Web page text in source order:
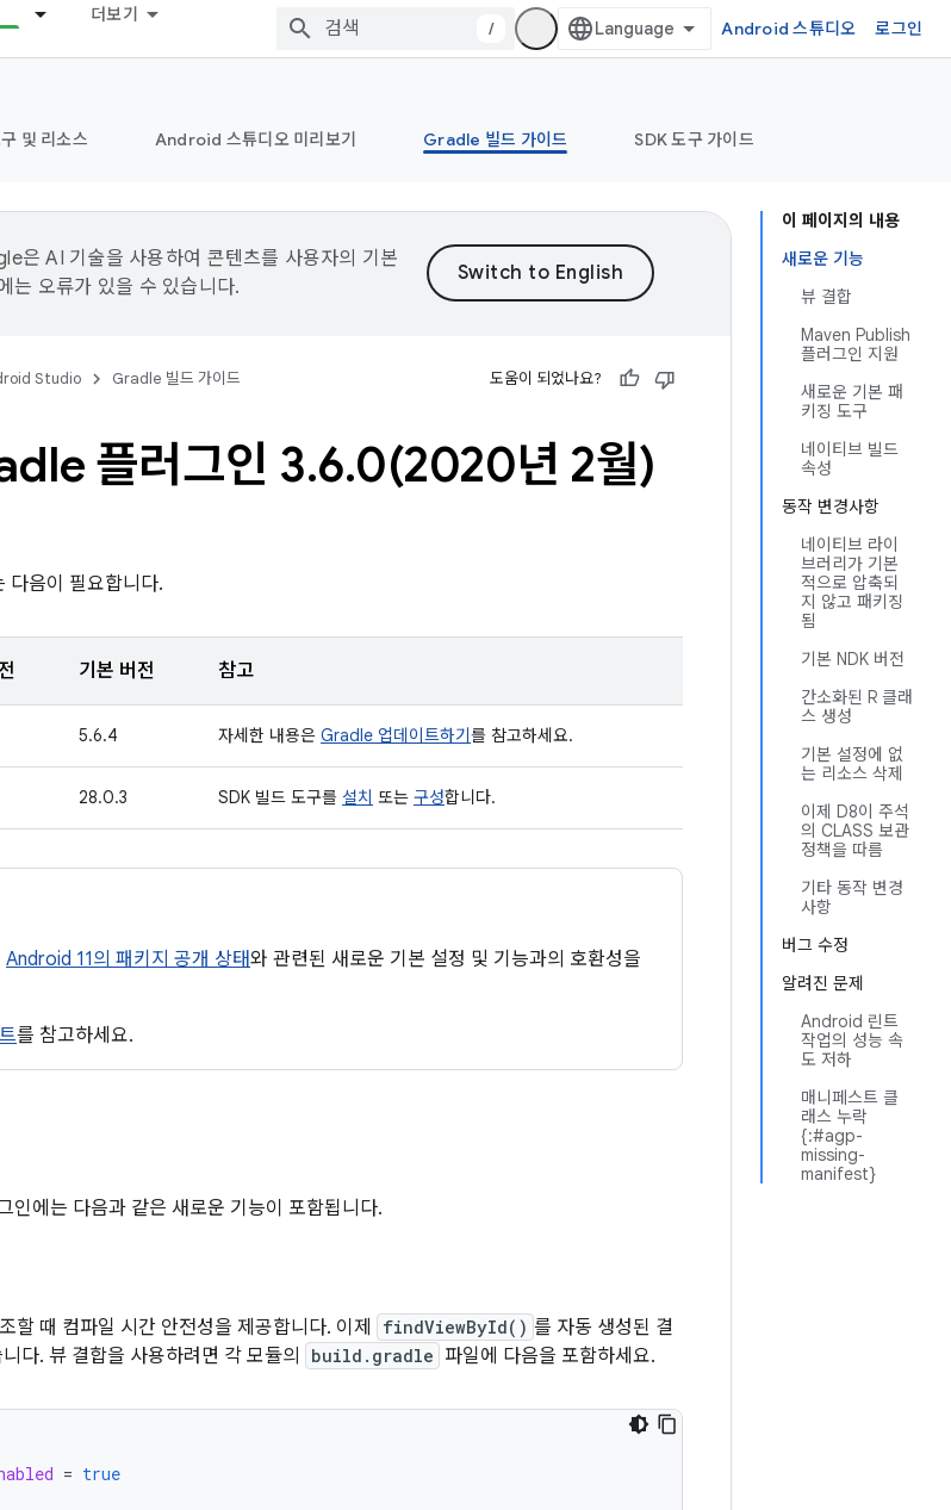
더보기
/ Android 스튜디오 로그인
및 리소스 Android 스튜디오 미리보기 Gradle 빌드 가이드 SDK 도구 가이드
이 페이지의 내용
새로운 기능
뷰 결합
Maven Publish
플러그인 지원
새로운 기본 패
키징 도구
네이티브 빌드
속성
동작 변경사항
네이티브 라이
브러리가 기본
적으로 압축되
지 않고 패키징
됨
기본 NDK 버전
간소화된 R 클래
스 생성
기본 설정에 없
는 리소스 삭제
이제 D8이 주석
의 CLASS 보관
정책을 따름
기타 동작 변경
사항
버그 수정
알려진 문제
Android 린트
작업의 성능 속
도 저하
매니페스트 클
래스 누락
{:#agp-
missing-
manifest}
은 AI 기술을 사용하여 콘텐츠를 사용자의 기본
는 오류가 있을 수 있습니다.
Studio Gradle 빌드 가이드 도움이 되었나요?
플러그인 3.6.0(2020년 2월)
다음이 필요합니다.
기본 버전 참고
5.6.4 자세한 내용은 Gradle 업데이트하기를 참고하세요.
28.0.3 SDK 빌드 도구를 설치 또는 구성합니다.
Android 11의 패키지 공개 상태와 관련된 새로운 기본 설정 및 기능과의 호환성을
를 참고하세요.
에는 다음과 같은 새로운 기능이 포함됩니다.
할 때 컴파일 시간 안전성을 제공합니다. 이제 findViewById() 를 자동 생성된 결
다. 뷰 결합을 사용하려면 각 모듈의
build.gradle 파일에 다음을 포함하세요.
= true